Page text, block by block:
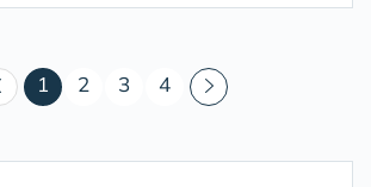
1 (courant)
2 3 4